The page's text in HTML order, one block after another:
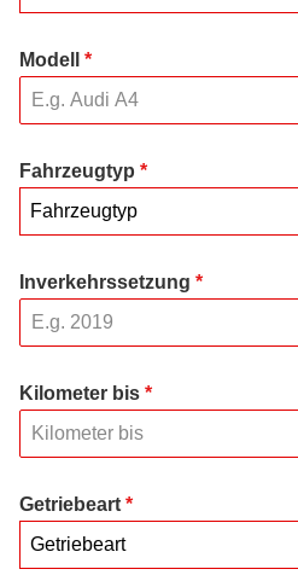
Modell *
Fahrzeugtyp *
Fahrzeugtyp
Inverkehrssetzung *
Kilometer bis *
Getriebeart *
Getriebeart